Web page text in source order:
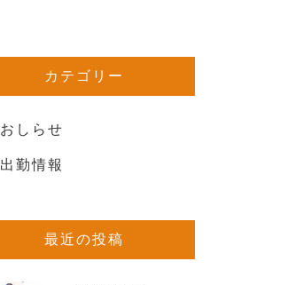
カテゴリー
おしらせ
出勤情報
最近の投稿